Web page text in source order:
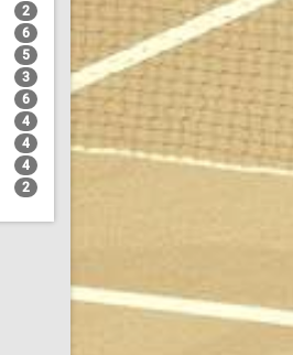
2
6
5
3
6
4
4
4
2